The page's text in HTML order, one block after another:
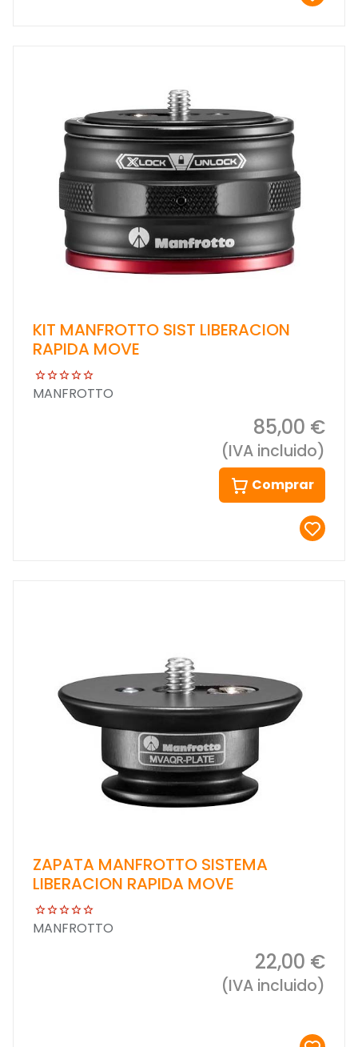
KIT MANFROTTO SIST LIBERACION
RAPIDA MOVE
MANFROTTO
85,00 €
(IVA incluido)
Comprar
ZAPATA MANFROTTO SISTEMA
LIBERACION RAPIDA MOVE
MANFROTTO
22,00 €
(IVA incluido)